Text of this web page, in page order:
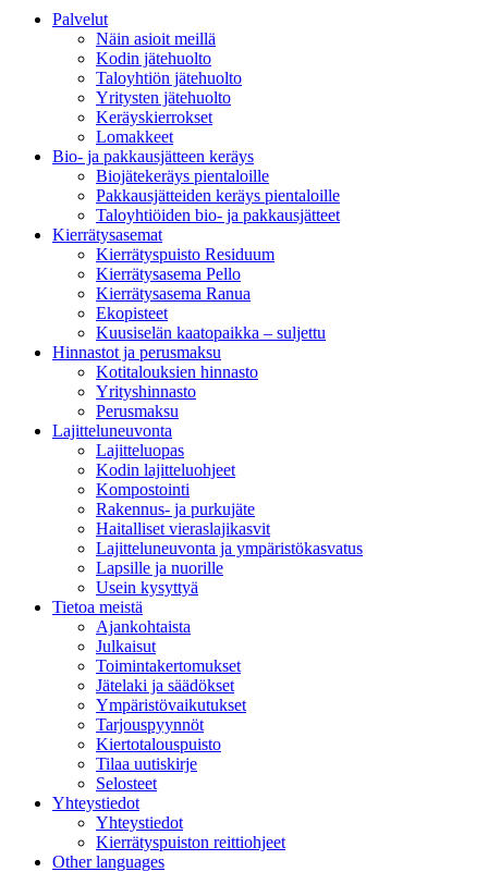
Palvelut
Näin asioit meillä
Kodin jätehuolto
Taloyhtiön jätehuolto
Yritysten jätehuolto
Keräyskierrokset
Lomakkeet
Bio- ja pakkausjätteen keräys
Biojätekeräys pientaloille
Pakkausjätteiden keräys pientaloille
Taloyhtiöiden bio- ja pakkausjätteet
Kierrätysasemat
Kierrätyspuisto Residuum
Kierrätysasema Pello
Kierrätysasema Ranua
Ekopisteet
Kuusiselän kaatopaikka – suljettu
Hinnastot ja perusmaksu
Kotitalouksien hinnasto
Yrityshinnasto
Perusmaksu
Lajitteluneuvonta
Lajitteluopas
Kodin lajitteluohjeet
Kompostointi
Rakennus- ja purkujäte
Haitalliset vieraslajikasvit
Lajitteluneuvonta ja ympäristökasvatus
Lapsille ja nuorille
Usein kysyttyä
Tietoa meistä
Ajankohtaista
Julkaisut
Toimintakertomukset
Jätelaki ja säädökset
Ympäristövaikutukset
Tarjouspyynnöt
Kiertotalouspuisto
Tilaa uutiskirje
Selosteet
Yhteystiedot
Yhteystiedot
Kierrätyspuiston reittiohjeet
Other languages